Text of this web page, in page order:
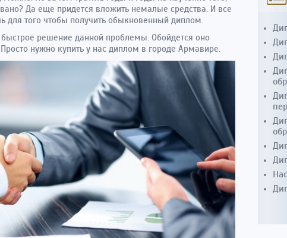
Да еще придется вложить немалые средства. И все
для того чтобы получить обыкновенный диплом.
решение данной проблемы. Обойдется оно
нужно купить у нас диплом в городе Армавире.